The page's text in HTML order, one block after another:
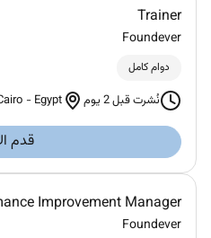
Trainer
Foundever
دوام كامل
نُشرت قبل 2 يوم - Egypt
قدم
Improvement Manager
Foundever